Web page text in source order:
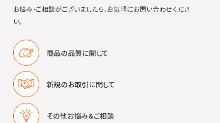
お悩み・ご相談がございましたら、お気軽にお問い合わせくださ
い。
商品の品質に関して
新規のお取引に関して
その他お悩み&ご相談